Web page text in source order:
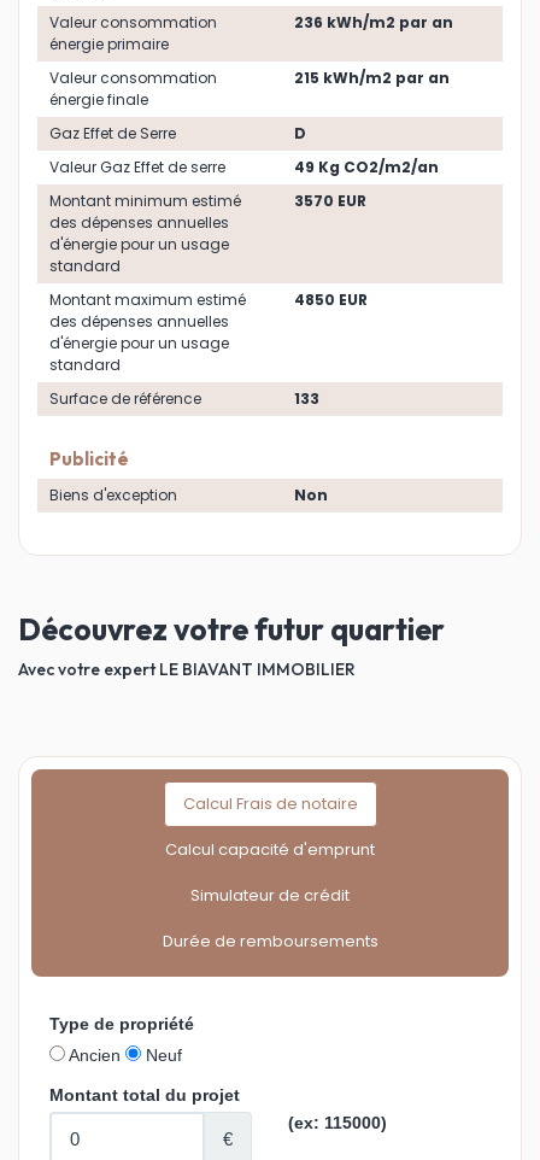
Valeur consommation
énergie primaire
236 kWh/m2 par an
Valeur consommation
énergie finale
215 kWh/m2 par an
Gaz Effet de Serre
D
Valeur Gaz Effet de serre
49 Kg CO2/m2/an
Montant minimum estimé
des dépenses annuelles
d'énergie pour un usage
standard
3570 EUR
Montant maximum estimé
des dépenses annuelles
d'énergie pour un usage
standard
4850 EUR
Surface de référence 133
Publicité
Biens d'exception Non
Découvrez votre futur quartier
Avec votre expert LE BIAVANT IMMOBILIER
Calcul Frais de notaire
Calcul capacité d'emprunt
Simulateur de crédit
Durée de remboursements